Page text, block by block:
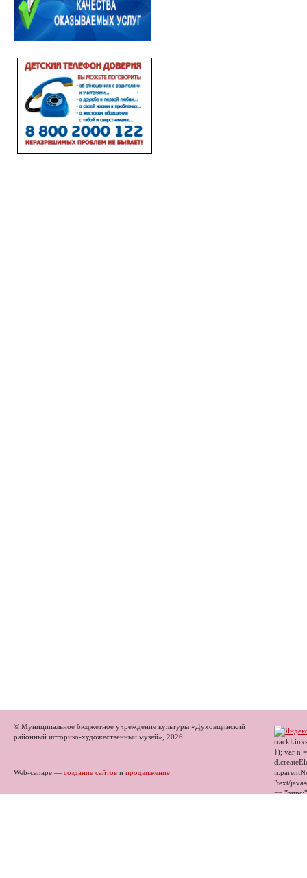
© Муниципальное бюджетное учреждение культуры «Духовщинский
районный историко-художественный музей», 2026
Web-canape — создание сайтов и продвижение
}); var n
"text/
==